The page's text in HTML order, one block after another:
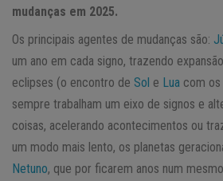
mudanças em 2025.
Os principais agentes de mudanças são:
um ano em cada signo, trazendo
eclipses (o encontro de Sol e Lua com os
sempre trabalham um eixo de signos e
coisas, acelerando acontecimentos ou
um modo mais lento, os planetas
Netuno, que por ficarem anos num